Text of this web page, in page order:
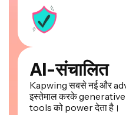
AI-संचालित
Kapwing सबसे नई और
इस्तेमाल करके
tools को power देता है।